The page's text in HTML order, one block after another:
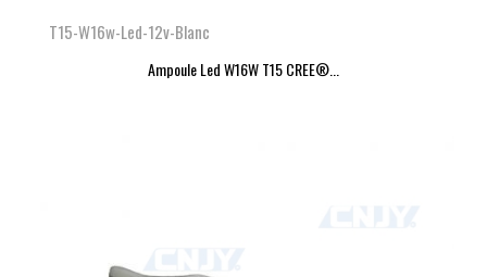
T15-W16w-Led-12v-Blanc
Ampoule Led W16W T15 CREE®...